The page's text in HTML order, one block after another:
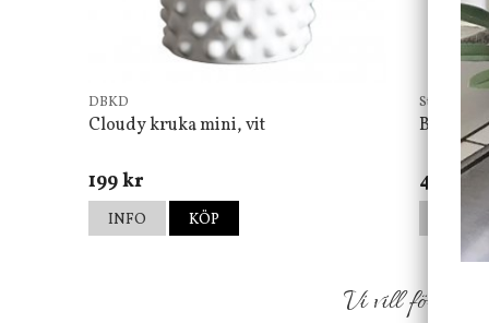
DBKD
Cloudy kruka mini, vit
199 kr
INFO KÖP
Star Trading
499 kr
Vi vill